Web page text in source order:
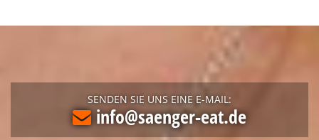
SENDEN SIE UNS EINE E-MAIL:
 info@saenger-eat.de